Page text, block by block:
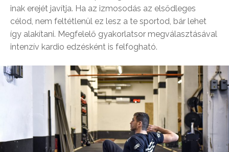
inak erejét javítja. Ha az izmosodás az elsődleges
célod, nem feltétlenül ez lesz a te sportod, bár lehet
így alakítani. Megfelelő gyakorlatsor megválasztásával
intenzív kardio edzésként is felfogható.